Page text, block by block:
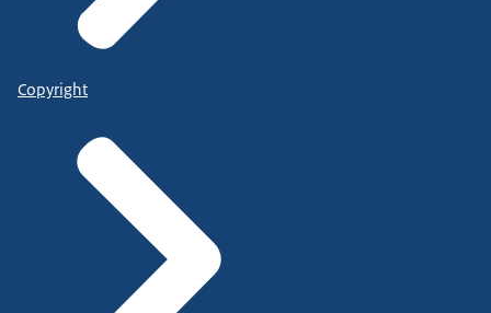
Copyright